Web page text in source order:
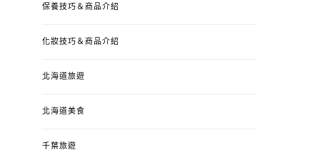
保養技巧＆商品介紹
化妝技巧＆商品介紹
北海道旅遊
北海道美食
千葉旅遊